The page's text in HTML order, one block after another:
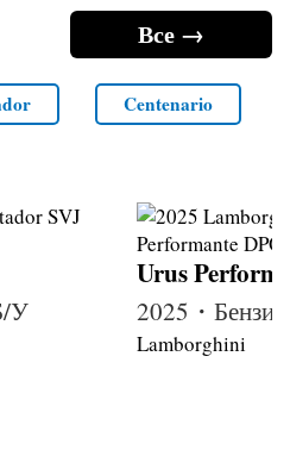
Все →
Centenario
У
Urus
2025・
Lamborghini